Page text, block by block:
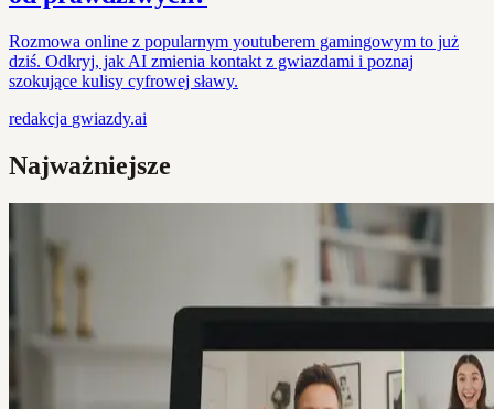
Rozmowa online z popularnym youtuberem gamingowym to już
dziś. Odkryj, jak AI zmienia kontakt z gwiazdami i poznaj
szokujące kulisy cyfrowej sławy.
redakcja gwiazdy.ai
Najważniejsze